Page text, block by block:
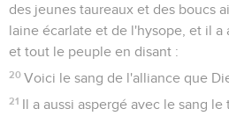
des jeunes taureaux et des boucs
laine écarlate et de l'hysope, et il
et tout le peuple en disant :
20 Voici le sang de l'alliance que
21 Il a aussi aspergé avec le sang